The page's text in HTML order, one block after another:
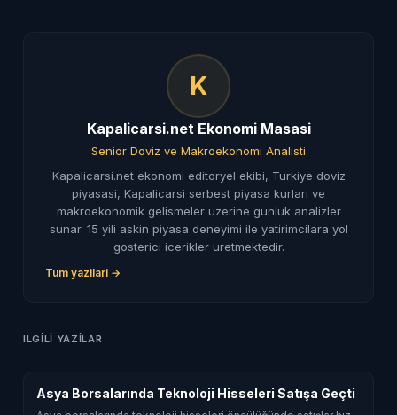
K
Kapalicarsi.net Ekonomi Masasi
Senior Doviz ve Makroekonomi Analisti
Kapalicarsi.net ekonomi editoryel ekibi, Turkiye doviz
piyasasi, Kapalicarsi serbest piyasa kurlari ve
makroekonomik gelismeler uzerine gunluk analizler
sunar. 15 yili askin piyasa deneyimi ile yatirimcilara yol
gosterici icerikler uretmektedir.
Tum yazilari →
ILGILI YAZILAR
Asya Borsalarında Teknoloji Hisseleri Satışa Geçti